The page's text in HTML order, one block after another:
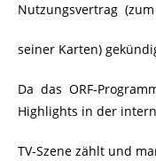
Nutzungsvertrag
seiner Karten)
Da das ORF-
Highlights in der
TV-Szene zählt und